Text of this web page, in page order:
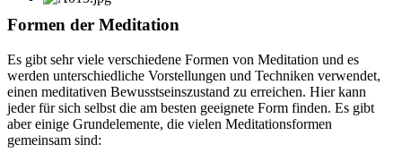
Formen der Meditation
Es gibt sehr viele verschiedene Formen von Meditation und es
werden unterschiedliche Vorstellungen und Techniken verwendet,
einen meditativen Bewusstseinszustand zu erreichen. Hier kann
jeder für sich selbst die am besten geeignete Form finden. Es gibt
aber einige Grundelemente, die vielen Meditationsformen
gemeinsam sind: